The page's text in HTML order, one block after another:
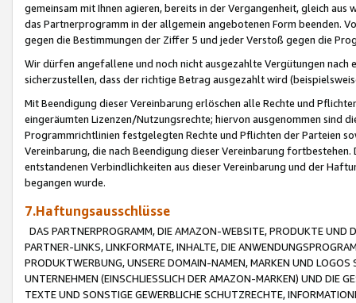
gemeinsam mit Ihnen agieren, bereits in der Vergangenheit, gleich
das Partnerprogramm in der allgemein angebotenen Form beenden.
gegen die Bestimmungen der Ziffer 5 und jeder Verstoß gegen die
Wir dürfen angefallene und noch nicht ausgezahlte Vergütungen
sicherzustellen, dass der richtige Betrag ausgezahlt wird
Mit Beendigung dieser Vereinbarung erlöschen alle Rechte und
eingeräumten Lizenzen/Nutzungsrechte; hiervon ausgenommen sind
Programmrichtlinien festgelegten Rechte und Pflichten der Parteien
Vereinbarung, die nach Beendigung dieser Vereinbarung
entstandenen Verbindlichkeiten aus dieser Vereinbarung und der
begangen wurde.
7.Haftungsausschlüsse
DAS PARTNERPROGRAMM, DIE AMAZON-WEBSITE, PRODUKTE UND
PARTNER-LINKS, LINKFORMATE, INHALTE, DIE
PRODUKTWERBUNG, UNSERE DOMAIN-NAMEN, MARKEN UND
UNTERNEHMEN (EINSCHLIESSLICH DER AMAZON-MARKEN) UND DIE
TEXTE UND SONSTIGE GEWERBLICHE SCHUTZRECHTE,